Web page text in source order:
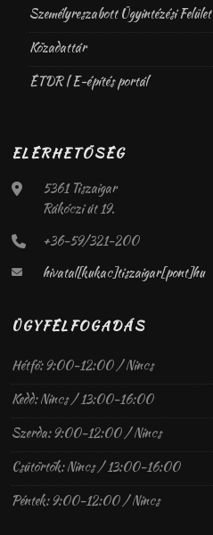
Személyreszabott Ügyintézési Felület
Közadattár
ÉTDR | E-építés portál
ELÉRHETŐSÉG
5361 Tiszaigar
Rákóczi út 19.
+36-59/321-200
hivatal[kukac]tiszaigar[pont]hu
ÜGYFÉLFOGADÁS
Hétfő: 9:00-12:00 / Nincs
Kedd: Nincs / 13:00-16:00
Szerda: 9:00-12:00 / Nincs
Csütörtök: Nincs / 13:00-16:00
Péntek: 9:00-12:00 / Nincs